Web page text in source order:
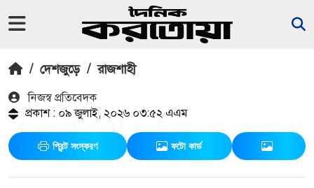
/ দেশজুড়ে / রাজশাহী
নিজস্ব প্রতিবেদক
প্রকাশ : ০৯ জুলাই, ২০২৬ ০৩:৫২ এএম
প্রিন্ট সংস্করণ ফটো কার্ড